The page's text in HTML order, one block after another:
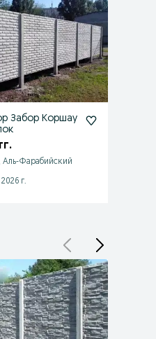
Забор Коршау
Фарабийский
г.